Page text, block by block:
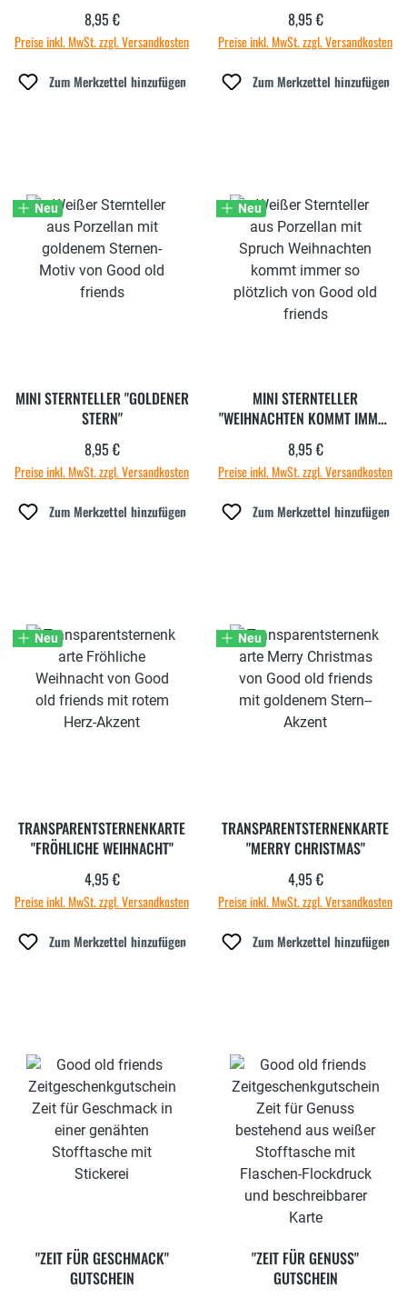
Regulärer Preis:
8,95 €
Preise inkl. MwSt. zzgl. Versandkosten
Zum Merkzettel hinzufügen
Regulärer Preis:
8,95 €
Preise inkl. MwSt. zzgl. Versandkosten
Zum Merkzettel hinzufügen
Neu
MINI STERNTELLER "GOLDENER
STERN"
Regulärer Preis:
8,95 €
Preise inkl. MwSt. zzgl. Versandkosten
Zum Merkzettel hinzufügen
Neu
MINI STERNTELLER
"WEIHNACHTEN KOMMT IMMER
SO PLÖTZLICH"
Regulärer Preis:
8,95 €
Preise inkl. MwSt. zzgl. Versandkosten
Zum Merkzettel hinzufügen
Neu
TRANSPARENTSTERNENKARTE
"FRÖHLICHE WEIHNACHT"
Regulärer Preis:
4,95 €
Preise inkl. MwSt. zzgl. Versandkosten
Zum Merkzettel hinzufügen
Neu
TRANSPARENTSTERNENKARTE
"MERRY CHRISTMAS"
Regulärer Preis:
4,95 €
Preise inkl. MwSt. zzgl. Versandkosten
Zum Merkzettel hinzufügen
"ZEIT FÜR GESCHMACK"
GUTSCHEIN
"ZEIT FÜR GENUSS"
GUTSCHEIN